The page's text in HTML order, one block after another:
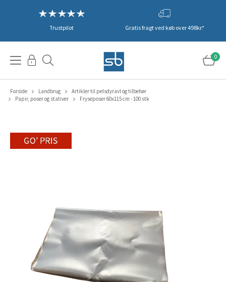
Trustpilot Gratis fragt ved køb over 498kr.*
0
Forside Landbrug
Artikler til pelsdyravl og tilbehør
Papir, poser og stativer
Fryseposer 60x115 cm - 100 stk